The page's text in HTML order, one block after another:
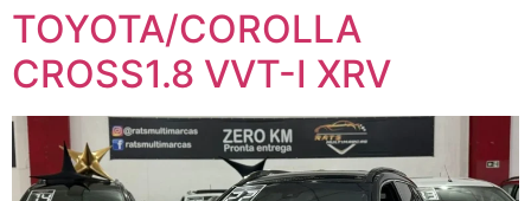
TOYOTA/COROLLA
CROSS1.8 VVT-I XRV